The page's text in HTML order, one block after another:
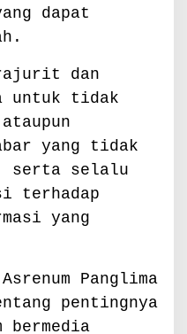
dapat
dan
untuk tidak
yang tidak
serta selalu
terhadap
yang
Panglima
pentingnya